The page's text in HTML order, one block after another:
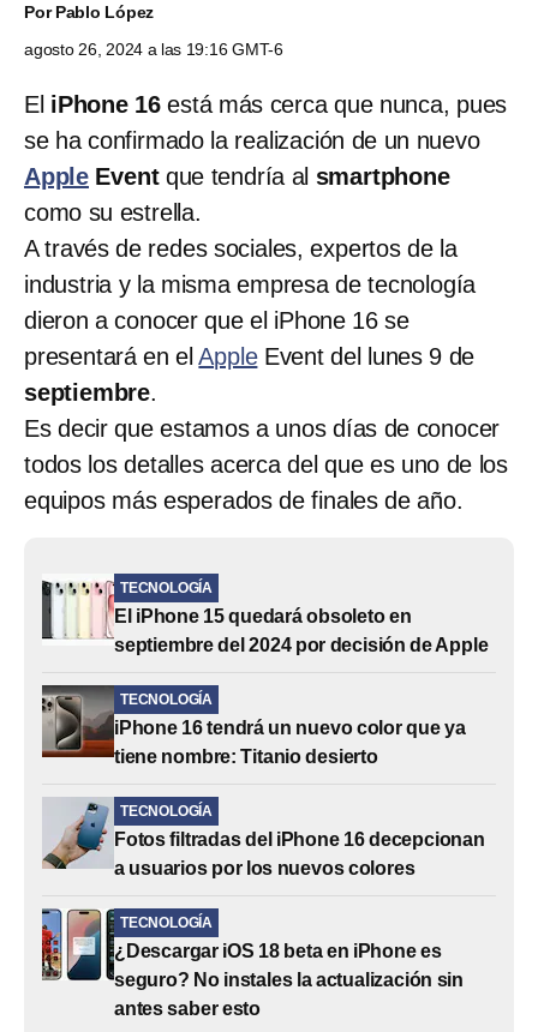
PorPablo López
agosto 26, 2024 a las 19:16 GMT-6
El iPhone 16está más cerca que nunca, pues
se ha confirmado la realización de un nuevo
Apple Eventque tendría al smartphone
como su estrella.
A través de redes sociales, expertos de la
industria y la misma empresa de tecnología
dieron a conocer que el iPhone 16 se
presentará en elAppleEvent del lunes 9 de
septiembre.
Es decir que estamos a unos días de conocer
todos los detalles acerca del que es uno de los
equipos más esperados de finales de año.
TECNOLOGÍA
El iPhone 15 quedará obsoleto en
septiembre del 2024 por decisión de Apple
TECNOLOGÍA
iPhone 16 tendrá un nuevo color que ya
tiene nombre: Titanio desierto
TECNOLOGÍA
Fotos filtradas del iPhone 16 decepcionan
a usuarios por los nuevos colores
TECNOLOGÍA
¿Descargar iOS 18 beta en iPhone es
seguro? No instales la actualización sin
antes saber esto